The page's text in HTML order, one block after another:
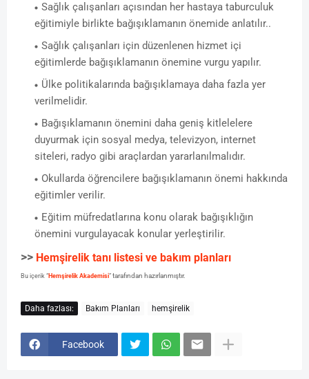
Sağlık çalışanları açısından her hastaya taburculuk
eğitimiyle birlikte bağışıklamanın önemide anlatılır..
Sağlık çalışanları için düzenlenen hizmet içi
eğitimlerde bağışıklamanın önemine vurgu yapılır.
Ülke politikalarında bağışıklamaya daha fazla yer
verilmelidir.
Bağışıklamanın önemini daha geniş kitlelelere
duyurmak için sosyal medya, televizyon, internet
siteleri, radyo gibi araçlardan yararlanılmalıdır.
Okullarda öğrencilere bağışıklamanın önemi hakkında
eğitimler verilir.
Eğitim müfredatlarına konu olarak bağışıklığın
önemini vurgulayacak konular yerleştirilir.
>> Hemşirelik tanı listesi ve bakım planları
Bu içerik “Hemşirelik Akademisi” tarafından hazırlanmıştır.
Daha fazlası: Bakım Planları hemşirelik
Facebook